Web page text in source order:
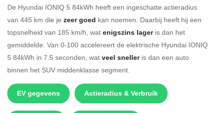
De Hyundai IONIQ 5 84kWh heeft een ingeschatte actieradius
van 445 km die je zeer goed kan noemen. Daarbij heeft hij een
topsnelheid van 185 km/h, wat enigszins lageris dan het
gemiddelde. Van 0-100 accelereert de elektrische Hyundai IONIQ
5 84kWh in 7.5 seconden, wat veel snelleris dan een auto
binnen het SUV middenklasse segment.
EV gegevens Actieradius & Verbruik